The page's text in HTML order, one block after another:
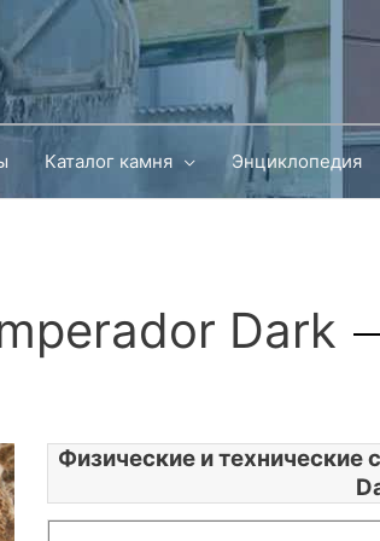
Каталог камня Энциклопедия
Dark
Физические и технические